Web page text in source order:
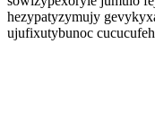
hezypatyzymujy
ujufixutybunoc